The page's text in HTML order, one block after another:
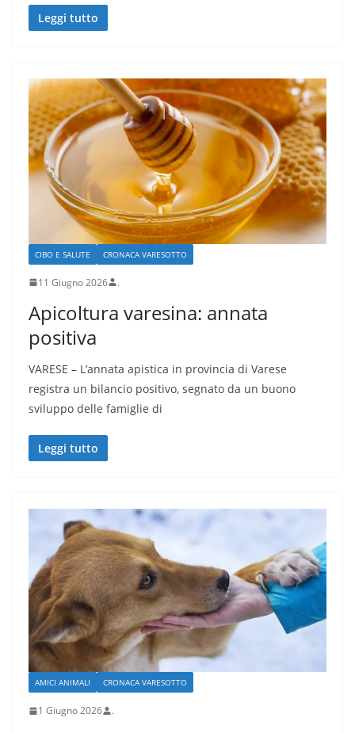
Leggi tutto
CIBO E SALUTE CRONACA VARESOTTO
11 Giugno 2026 .
Apicoltura varesina: annata
positiva
VARESE – L’annata apistica in provincia di Varese
registra un bilancio positivo, segnato da un buono
sviluppo delle famiglie di
Leggi tutto
AMICI ANIMALI CRONACA VARESOTTO
1 Giugno 2026 .